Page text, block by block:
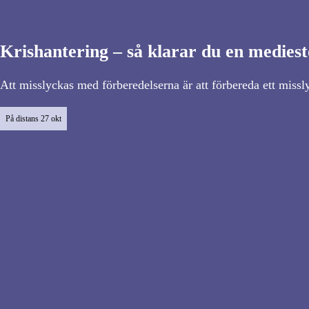
Krishantering – så klarar du en
Att misslyckas med förberedelserna är att förbereda ett
På distans 27 okt